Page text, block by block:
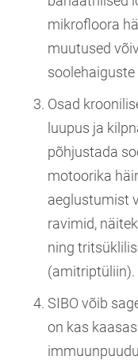
mikrofloora
muutused
Osad
luupus ja
põhjustada
motoorika
aeglustumist
ravimid,
ning
(amitriptüliin).
SIBO võib
on kas